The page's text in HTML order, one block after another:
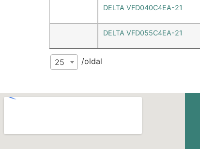
DELTA VFD040C4EA-21
DELTA VFD055C4EA-21
25 /oldal